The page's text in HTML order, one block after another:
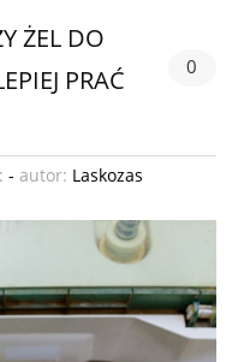
ŻEL DO
PRAĆ
0
- autor: Laskozas